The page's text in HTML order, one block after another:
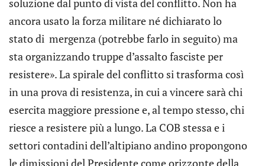
soluzione dal punto di vista del conflitto. Non ha
ancora usato la forza militare né dichiarato lo
stato di mergenza (potrebbe farlo in seguito) ma
sta organizzando truppe d’assalto fasciste per
resistere». La spirale del conflitto si trasforma così
in una prova di resistenza, in cui a vincere sarà chi
esercita maggiore pressione e, al tempo stesso, chi
riesce a resistere più a lungo. La COB stessa e i
settori contadini dell’altipiano andino propongono